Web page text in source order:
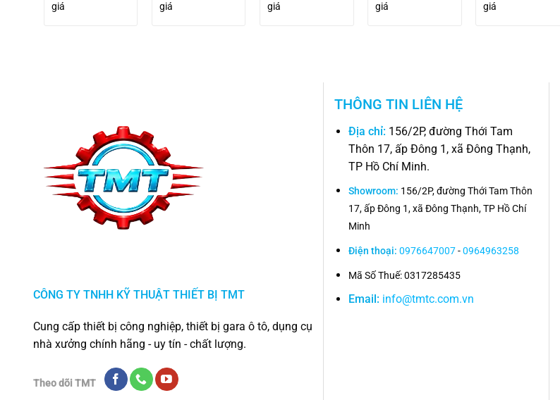
giá
giá
giá
giá
giá
CÔNG TY TNHH KỸ THUẬT THIẾT BỊ TMT
Cung cấp thiết bị công nghiệp, thiết bị gara ô tô, dụng cụ
nhà xưởng chính hãng - uy tín - chất lượng.
Theo dõi TMT
THÔNG TIN LIÊN HỆ
Địa chỉ: 156/2P, đường Thới Tam
Thôn 17, ấp Đông 1, xã Đông Thạnh,
TP Hồ Chí Minh.
Showroom: 156/2P, đường Thới Tam Thôn
17, ấp Đông 1, xã Đông Thạnh, TP Hồ Chí
Minh
Điện thoại:0976647007-0964963258
Mã Số Thuế: 0317285435
Email: info@tmtc.com.vn